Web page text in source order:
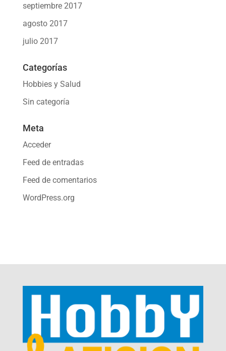
septiembre 2017
agosto 2017
julio 2017
Categorías
Hobbies y Salud
Sin categoría
Meta
Acceder
Feed de entradas
Feed de comentarios
WordPress.org